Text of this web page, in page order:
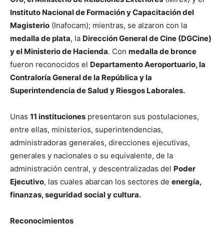
Instituto Nacional de Formación y Capacitación del
Magisterio (Inafocam); mientras, se alzaron con la
medalla de plata, la Dirección General de Cine (DGCine)
y el Ministerio de Hacienda. Con medalla de bronce
fueron reconocidos el Departamento Aeroportuario, la
Contraloría General de la República y la
Superintendencia de Salud y Riesgos Laborales.
Unas 11 instituciones presentaron sus postulaciones,
entre ellas, ministerios, superintendencias,
administradoras generales, direcciones ejecutivas,
generales y nacionales o su equivalente, de la
administración central, y descentralizadas del Poder
Ejecutivo, las cuales abarcan los sectores de energía,
finanzas, seguridad social y cultura.
Reconocimientos